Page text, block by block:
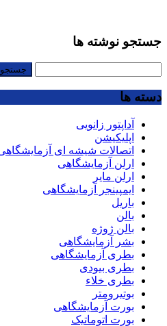
جستجو نوشته ها
دسته ها
آداپتور زانویی
اپلیکیشن
اتصالات شیشه ای
ارلن آزمایشگاهی
ارلن مایر
ایمپینجر آزمایشگاهی
باریل
بالن
بالن ژوژه
بشر آزمایشگاهی
بطری آزمایشگاهی
بطری بیودی
بطری خلاء
بوتیرومتر
بورت آزمایشگاهی
بورت اتوماتیک